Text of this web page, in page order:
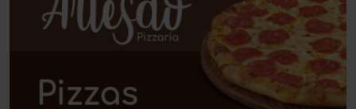
Polícia Civil (58)
Polícia Militar (27)